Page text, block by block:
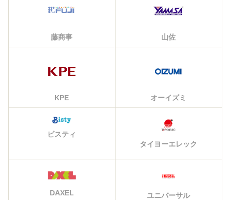
藤商事 山佐
KPE オーイズミ
ビスティ
タイヨーエレック
DAXEL ユニバーサル